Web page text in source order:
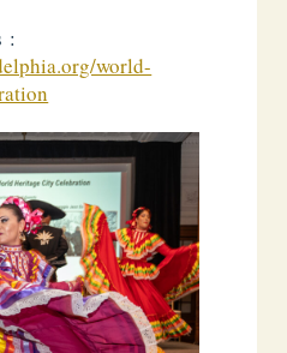
:
world-